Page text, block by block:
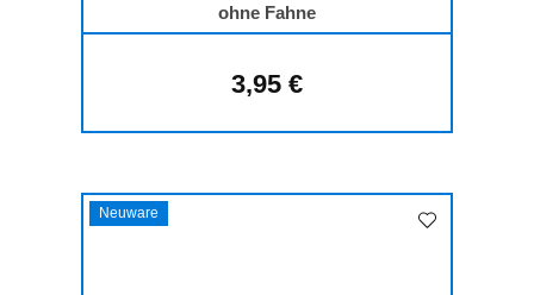
ohne Fahne
Regulärer Preis:
3,95 €
Neuware